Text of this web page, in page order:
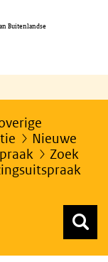
Buitenlandse
Nieuwe
Zoek